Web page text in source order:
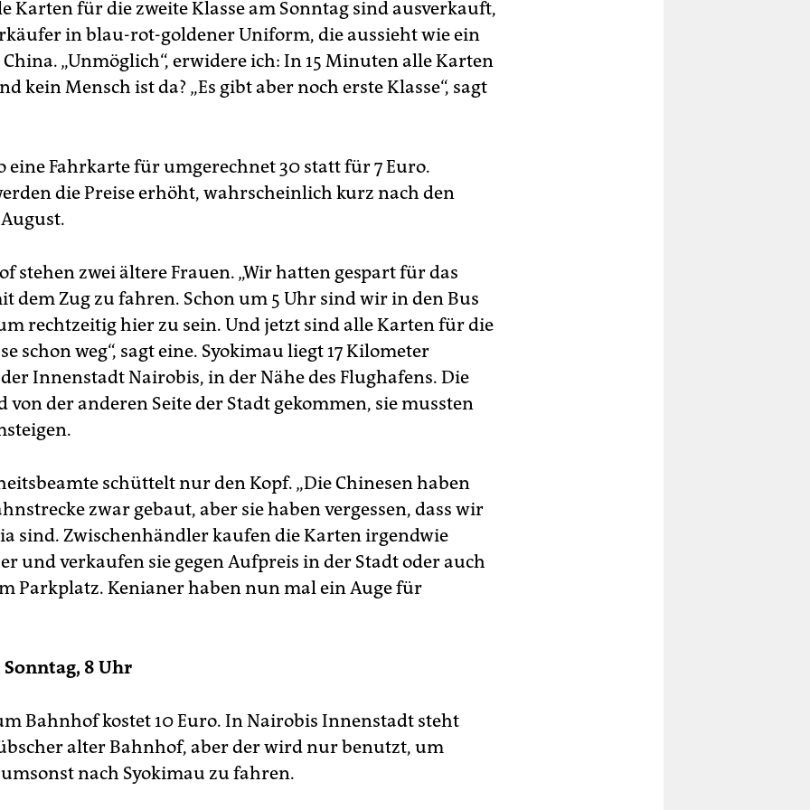
Karten für die zweite Klasse am Sonntag sind ausverkauft,
in blau-rot-goldener Uniform, die aussieht wie ein
„Unmöglich“, erwidere ich: In 15 Minuten alle Karten
kein Mensch ist da? „Es gibt aber noch erste Klasse“, sagt
eine Fahrkarte für umgerechnet 30 statt für 7 Euro.
die Preise erhöht, wahrscheinlich kurz nach den
stehen zwei ältere Frauen. „Wir hatten gespart für das
dem Zug zu fahren. Schon um 5 Uhr sind wir in den Bus
rechtzeitig hier zu sein. Und jetzt sind alle Karten für die
schon weg“, sagt eine. Syokimau liegt 17 Kilometer
Innenstadt Nairobis, in der Nähe des Flughafens. Die
von der anderen Seite der Stadt gekommen, sie mussten
schüttelt nur den Kopf. „Die Chinesen haben
zwar gebaut, aber sie haben vergessen, dass wir
sind. Zwischenhändler kaufen die Karten irgendwie
und verkaufen sie gegen Aufpreis in der Stadt oder auch
Parkplatz. Kenianer haben nun mal ein Auge für
8 Uhr
Bahnhof kostet 10 Euro. In Nairobis Innenstadt steht
alter Bahnhof, aber der wird nur benutzt, um
umsonst nach Syokimau zu fahren.